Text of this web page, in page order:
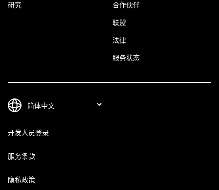
研究 合作伙伴
联盟
法律
服务状态
开发人员登录
服务条款
隐私政策